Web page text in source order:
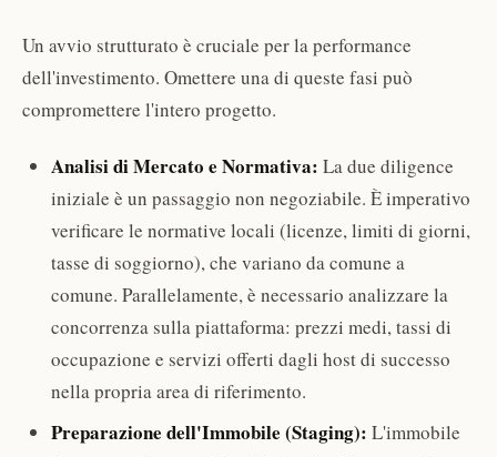
Un avvio strutturato è cruciale per la performance
dell'investimento. Omettere una di queste fasi può
compromettere l'intero progetto.
Analisi di Mercato e Normativa: La due diligence
iniziale è un passaggio non negoziabile. È imperativo
verificare le normative locali (licenze, limiti di giorni,
tasse di soggiorno), che variano da comune a
comune. Parallelamente, è necessario analizzare la
concorrenza sulla piattaforma: prezzi medi, tassi di
occupazione e servizi offerti dagli host di successo
nella propria area di riferimento.
Preparazione dell'Immobile (Staging): L'immobile